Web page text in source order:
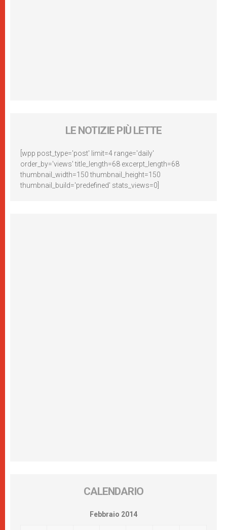
LE NOTIZIE PIÙ LETTE
[wpp post_type='post' limit=4 range='daily'
order_by='views' title_length=68 excerpt_length=68
thumbnail_width=150 thumbnail_height=150
thumbnail_build='predefined' stats_views=0]
CALENDARIO
Febbraio 2014